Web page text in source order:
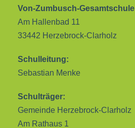
Von-Zumbusch-Gesamtschule
Am Hallenbad 11
33442 Herzebrock-Clarholz
Schulleitung:
Sebastian Menke
Schulträger:
Gemeinde Herzebrock-Clarholz
Am Rathaus 1